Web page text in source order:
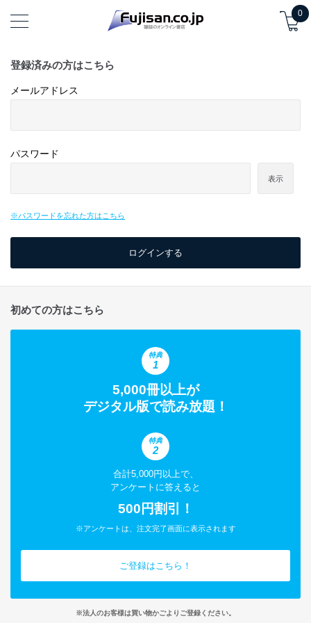
0
登録済みの方はこちら
メールアドレス
パスワード
表示
※パスワードを忘れた方はこちら
初めての方はこちら
特典
1
5,000冊以上が
デジタル版で読み放題！
特典
2
合計5,000円以上で、
アンケートに答えると
500円割引！
※アンケートは、注文完了画面に表示されます
ご登録はこちら！
※法人のお客様は買い物かごよりご登録ください。